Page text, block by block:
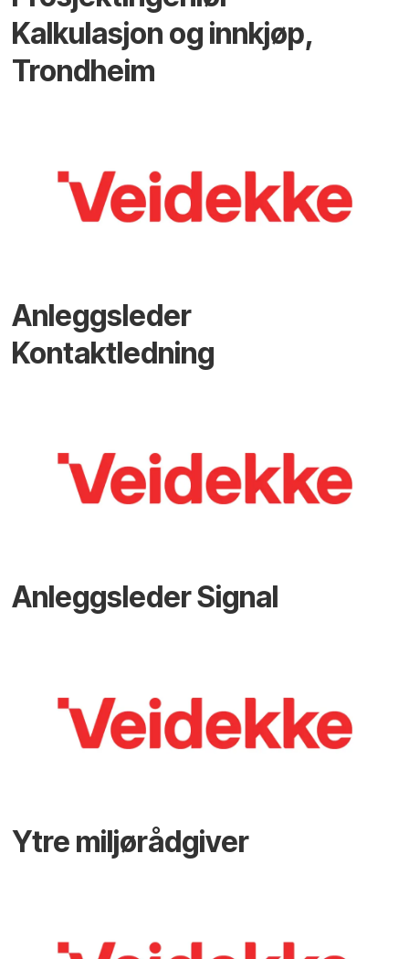
Kalkulasjon og innkjøp,
Trondheim
Anleggsleder
Kontaktledning
Anleggsleder Signal
Ytre miljørådgiver